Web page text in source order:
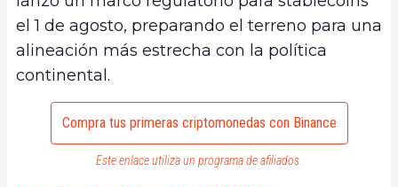
el 1 de agosto, preparando el terreno para una
alineación más estrecha con la política
continental.
Compra tus primeras criptomonedas con Binance
Este enlace utiliza un programa de afiliados.